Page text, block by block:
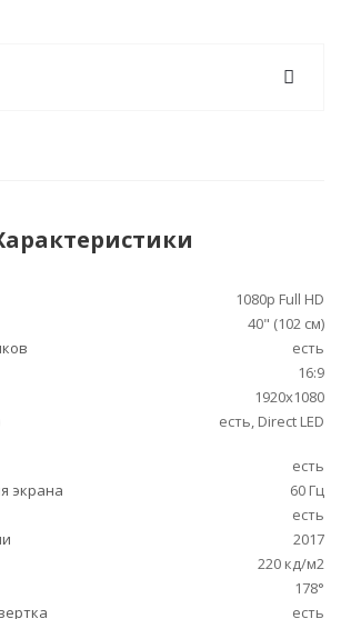
1080p Full HD
40" (102 см)
есть
16:9
1920x1080
есть, Direct LED
есть
экрана
60 Гц
есть
2017
220 кд/м2
178°
есть